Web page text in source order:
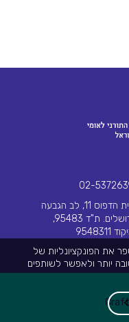
את הפונקציונליות של
יותר ולאפשר לשותפים
זה וכיצד ניתן לדחות
שלנו
על "אני מסכים", אתה
02-
בית הדפוס 11, לב הגבעה
ירושלים. ת"ד 95483,
9548311